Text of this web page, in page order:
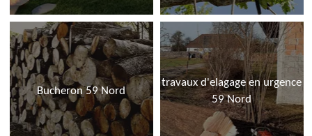
Bucheron 59 Nord
travaux d'elagage en urgence
59 Nord